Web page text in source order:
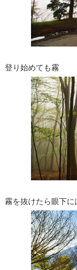
登り始めても霧
霧を抜けたら眼下に